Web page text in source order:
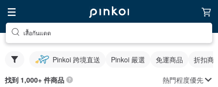
เสื้อกันแดด
Pinkoi 跨境直送 Pinkoi 嚴選 免運商品 折扣商
找到 1,000+ 件商品 熱門程度優先